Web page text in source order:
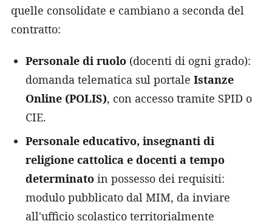
quelle consolidate e cambiano a seconda del
contratto:
Personale di ruolo (docenti di ogni grado):
domanda telematica sul portale Istanze
Online (POLIS), con accesso tramite SPID o
CIE.
Personale educativo, insegnanti di
religione cattolica e docenti a tempo
determinato in possesso dei requisiti:
modulo pubblicato dal MIM, da inviare
all'ufficio scolastico territorialmente